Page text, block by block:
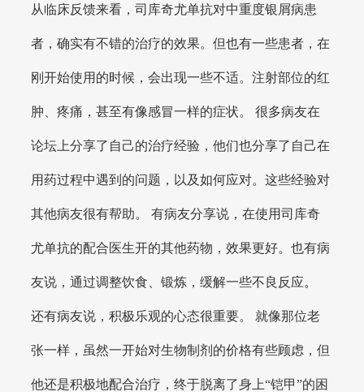
从临床反馈来看，司库奇尤单抗对中重度银屑病患
者，确实有不错的治疗的效果。但也有一些患者，在
刚开始使用的时候，会出现一些不适。注射部位的红
肿、疼痛，甚至有像感冒一样的症状。 很多病友在
论坛上分享了自己的治疗经验，他们也分享了自己在
用药过程中遇到的问题，以及如何应对。这些经验对
其他病友很有帮助。 有病友分享说，在使用司库奇
尤单抗的配合医生开的其他药物，效果更好。也有病
友说，通过调整饮食、锻炼，缓解一些不良反应。
还有病友说，积极乐观的心态很重要。 就像那位老
张一样，虽然一开始对生物制剂的价格有些顾虑，但
他还是积极地配合治疗，终于脱离了身上“铠甲”的困